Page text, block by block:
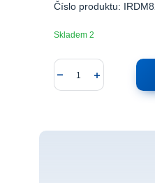
Číslo produktu:
Skladem 2